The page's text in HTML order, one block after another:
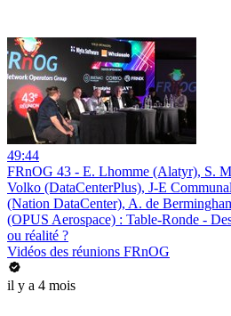
49:44
FRnOG 43 - E. Lhomme (Alatyr), S.
Volko (DataCenterPlus), J-E
(Nation DataCenter), A. de
(OPUS Aerospace) : Table-Ronde -
ou réalité ?
Vidéos des réunions FRnOG
il y a 4 mois